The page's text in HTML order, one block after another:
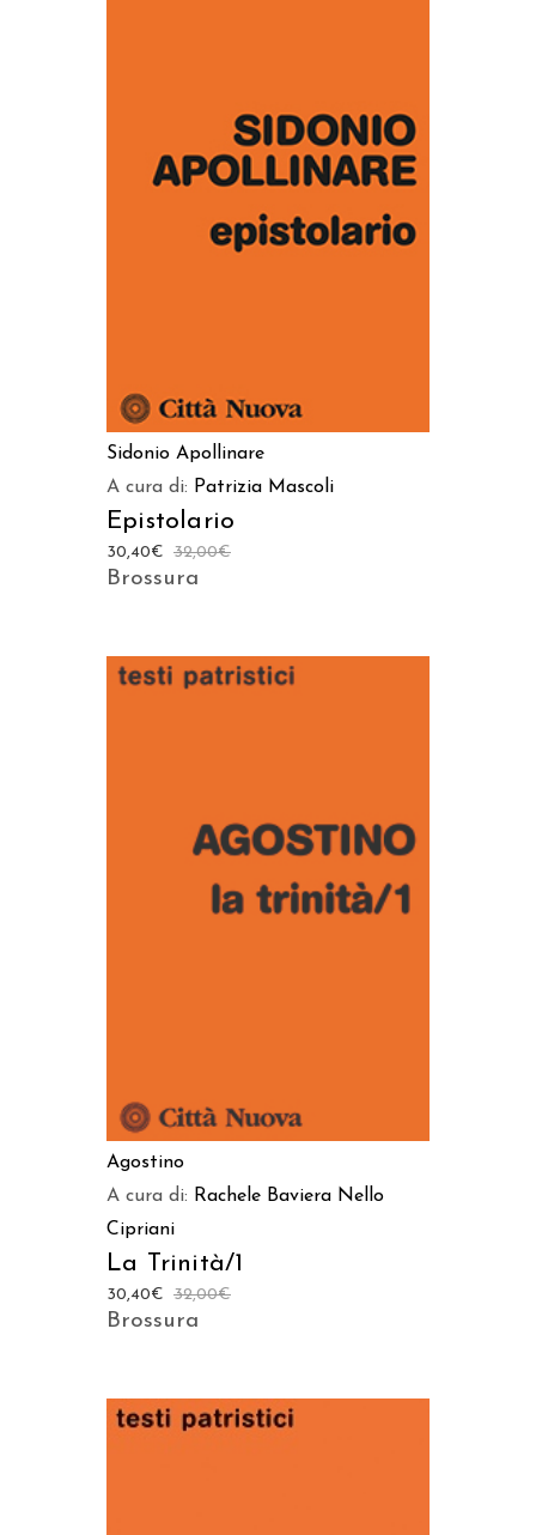
AGGIUNGI AL CARRELLO
Sidonio Apollinare
A cura di: Patrizia Mascoli
Epistolario
32,00€
30,40€
Brossura
AGGIUNGI AL CARRELLO
Agostino
A cura di: Rachele Baviera Nello
Cipriani
La Trinità/1
32,00€
30,40€
Brossura